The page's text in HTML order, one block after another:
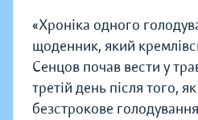
«Хроніка одного
щоденник, який
Сенцов почав вести у
третій день після того,
безстрокове